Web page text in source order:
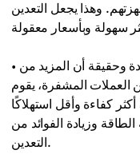
وهذا يجعل التعدين
• وحقيقة أن المزيد من
العملات المشفرة، يقوم
كفاءة وأقل استهلاكًا
وزيادة الفوائد من
التعدين.